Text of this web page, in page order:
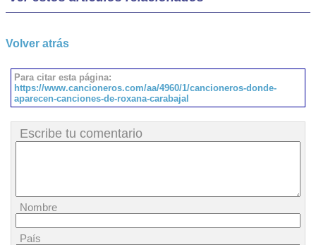
Volver atrás
Para citar esta página:
https://www.cancioneros.com/aa/4960/1/cancioneros-donde-
aparecen-canciones-de-roxana-carabajal
Escribe tu comentario
Nombre
País